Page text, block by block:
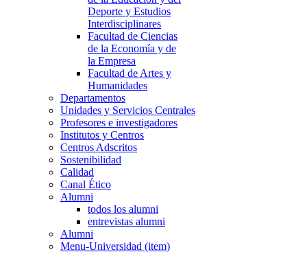
Deporte y Estudios
Interdisciplinares
Facultad de Ciencias
de la Economía y de
la Empresa
Facultad de Artes y
Humanidades
Departamentos
Unidades y Servicios Centrales
Profesores e investigadores
Institutos y Centros
Centros Adscritos
Sostenibilidad
Calidad
Canal Ético
Alumni
todos los alumni
entrevistas alumni
Alumni
Menu-Universidad (item)